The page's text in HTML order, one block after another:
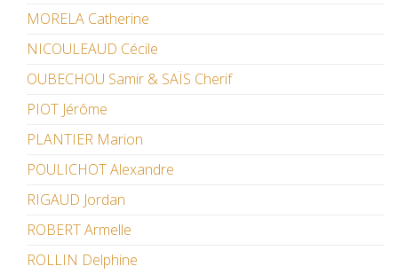
MORELA Catherine
NICOULEAUD Cécile
OUBECHOU Samir & SAÏS Cherif
PIOT Jérôme
PLANTIER Marion
POULICHOT Alexandre
RIGAUD Jordan
ROBERT Armelle
ROLLIN Delphine